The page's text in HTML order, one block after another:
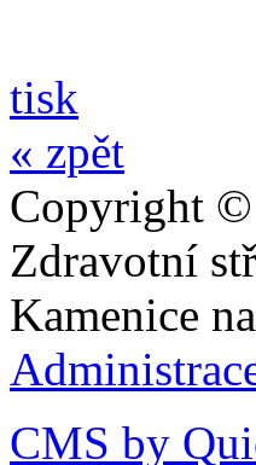
tisk
« zpět
Copyright
Zdravotní
Kamenice
CMS by